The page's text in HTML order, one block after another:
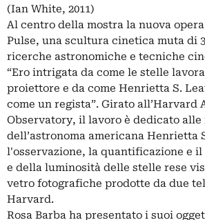
(Ian White, 2011)
Al centro della mostra la nuova
Pulse, una scultura cinetica muta di
ricerche astronomiche e tecniche
“Ero intrigata da come le stelle
proiettore e da come Henrietta S.
come un regista”. Girato all’Harvard
Observatory, il lavoro è dedicato
dell’astronoma americana Henrietta
l'osservazione, la quantificazione e
e della luminosità delle stelle rese
vetro fotografiche prodotte da due
Harvard.
Rosa Barba ha presentato i suoi